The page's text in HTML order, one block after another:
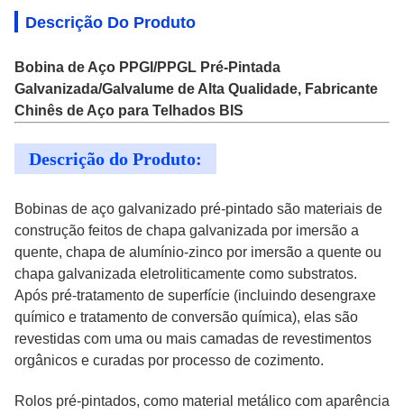
Descrição Do Produto
Bobina de Aço PPGI/PPGL Pré-Pintada
Galvanizada/Galvalume de Alta Qualidade, Fabricante
Chinês de Aço para Telhados BIS
Descrição do Produto:
Bobinas de aço galvanizado pré-pintado são materiais de
construção feitos de chapa galvanizada por imersão a
quente, chapa de alumínio-zinco por imersão a quente ou
chapa galvanizada eletroliticamente como substratos.
Após pré-tratamento de superfície (incluindo desengraxe
químico e tratamento de conversão química), elas são
revestidas com uma ou mais camadas de revestimentos
orgânicos e curadas por processo de cozimento.
Rolos pré-pintados, como material metálico com aparência